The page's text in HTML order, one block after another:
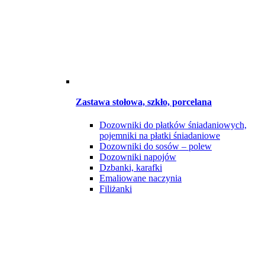
Zastawa stołowa, szkło, porcelana
Dozowniki do płatków śniadaniowych,
pojemniki na płatki śniadaniowe
Dozowniki do sosów – polew
Dozowniki napojów
Dzbanki, karafki
Emaliowane naczynia
Filiżanki